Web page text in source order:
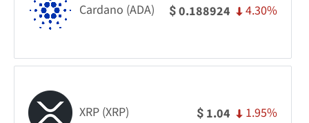
Cardano (ADA) $0.188924 4.30%
XRP (XRP) $ 1.04 1.95%